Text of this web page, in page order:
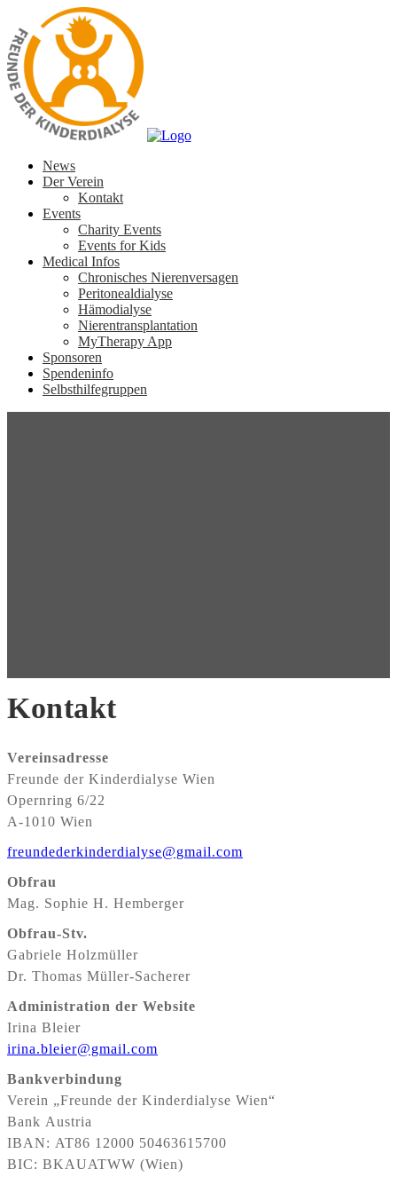
News
Der Verein
Kontakt
Events
Charity Events
Events for Kids
Medical Infos
Chronisches Nierenversagen
Peritonealdialyse
Hämodialyse
Nierentransplantation
MyTherapy App
Sponsoren
Spendeninfo
Selbsthilfegruppen
Kontakt
Vereinsadresse
Freunde der Kinderdialyse Wien
Opernring 6/22
A-1010 Wien
freundederkinderdialyse@gmail.com
Obfrau
Mag. Sophie H. Hemberger
Obfrau-Stv.
Gabriele Holzmüller
Dr. Thomas Müller-Sacherer
Administration der Website
Irina Bleier
irina.bleier@gmail.com
Bankverbindung
Verein „Freunde der Kinderdialyse Wien“
Bank Austria
IBAN: AT86 12000 50463615700
BIC: BKAUATWW (Wien)